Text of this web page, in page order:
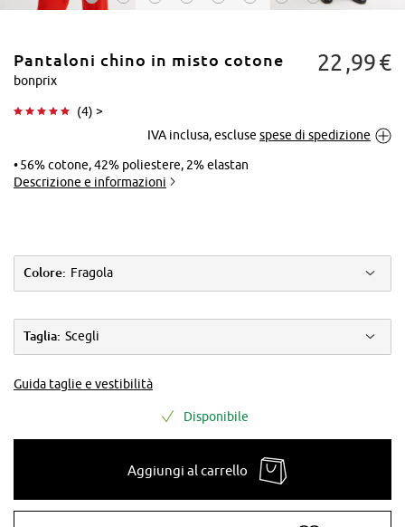
Tocca per
Pantaloni chino in misto cotone
bonprix
(4) >
22 99€
IVA inclusa, escluse spese di spedizione
56% cotone, 42% poliestere, 2% elastan
Descrizione e informazioni
Colore: Fragola
Taglia: Scegli
Guida taglie e vestibilità
Disponibile
Aggiungi al carrello